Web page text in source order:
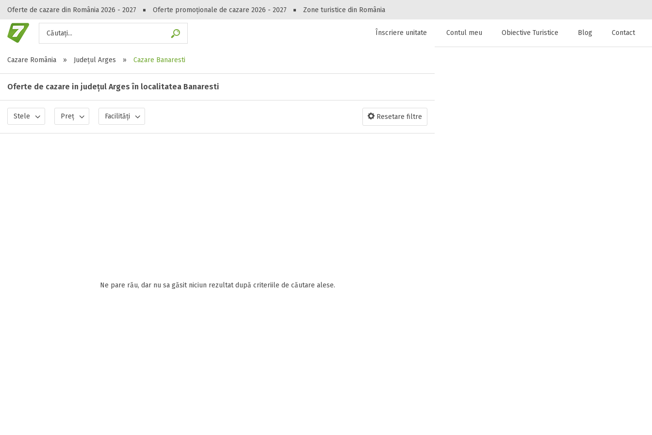
Oferte de cazare din România 2026 - 2027 Oferte promoționale de cazare 2026 - 2027 Zone turistice din România
Căutați...
Peste 10544 oferte de cazare!
Gasești hoteluri, pensiuni, vile, apartamente sau alte unitați de cazare la
Înscriere unitate Contul meu Obiective Turistice Blog Contact
Cazare România
» Județul Arges » Cazare Banaresti
Oferte de cazare in județul Arges în localitatea Banaresti
Stele Preț Facilități Resetare filtre
Ne pare rău, dar nu sa găsit niciun rezultat după criteriile de căutare alese.